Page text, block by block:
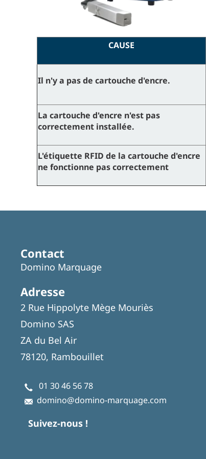
CAUSE
Il n'y a pas de cartouche d'encre.
La cartouche d'encre n'est pas
correctement installée.
L'étiquette RFID de la cartouche d'encre
ne fonctionne pas correctement
Contact
Domino Marquage
Adresse
2 Rue Hippolyte Mège Mouriès
Domino SAS
ZA du Bel Air
78120, Rambouillet
01 30 46 56 78
domino@domino-marquage.com
Suivez-nous !